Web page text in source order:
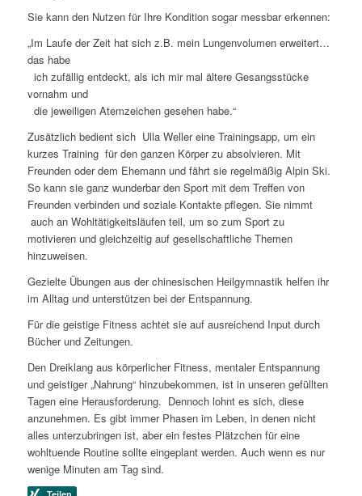
Sie kann den Nutzen für Ihre Kondition sogar messbar erkennen:
„Im Laufe der Zeit hat sich z.B. mein Lungenvolumen erweitert…
das habe
ich zufällig entdeckt, als ich mir mal ältere Gesangsstücke
vornahm und
die jeweiligen Atemzeichen gesehen habe.“
Zusätzlich bedient sich Ulla Weller eine Trainingsapp, um ein
kurzes Training für den ganzen Körper zu absolvieren. Mit
Freunden oder dem Ehemann und fährt sie regelmäßig Alpin Ski.
So kann sie ganz wunderbar den Sport mit dem Treffen von
Freunden verbinden und soziale Kontakte pflegen. Sie nimmt
auch an Wohltätigkeitsläufen teil, um so zum Sport zu
motivieren und gleichzeitig auf gesellschaftliche Themen
hinzuweisen.
Gezielte Übungen aus der chinesischen Heilgymnastik helfen ihr
im Alltag und unterstützen bei der Entspannung.
Für die geistige Fitness achtet sie auf ausreichend Input durch
Bücher und Zeitungen.
Den Dreiklang aus körperlicher Fitness, mentaler Entspannung
und geistiger „Nahrung“ hinzubekommen, ist in unseren gefüllten
Tagen eine Herausforderung. Dennoch lohnt es sich, diese
anzunehmen. Es gibt immer Phasen im Leben, in denen nicht
alles unterzubringen ist, aber ein festes Plätzchen für eine
wohltuende Routine sollte eingeplant werden. Auch wenn es nur
wenige Minuten am Tag sind.